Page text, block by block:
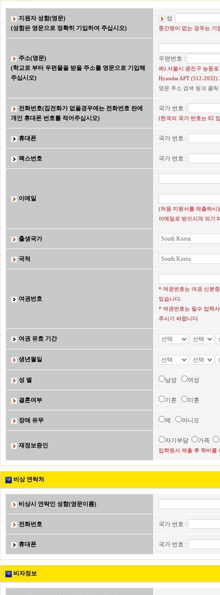
지원자 성함(영문)
(성함은 영문으로 정확히 기입하여 주십시오)
성
중간명이 없는 경우는 기
주소(영문)
(학교로 부터 우편물을 받을 주소를 영문으로 기입해
주십시오)
우편번호 :
예) 서울시 광진구 능동
Hyundai APT (512-2032)
영문 주소 검색 링크 클릭
전화번호(집전화가 없을경우에는 전화번호 란에
개인 휴대폰 번호를 적어주십시오)
국가 번호 :
(한국의 국가 번호는 82
휴대폰 국가 번호 :
팩스번호 국가 번호 :
이메일
(처음 지원서를 제출하시
이메일로 받으시게 되기
출생국가
국적
여권번호
* 여권번호는 여권 신분
있습니다.
* 여권번호는 필수 입력
주시기 바랍니다.
여권 유효 기간
생년월일
성 별 남성 여성
결혼여부 기혼 미혼
장애 유무 예 아니오
재정보증인
자기부담 가족
입학원서 제출 후 학비를
비상 연락처
비상시 연락인 성함(영문이름)
전화번호 국가 번호 :
휴대폰 국가 번호 :
비자정보